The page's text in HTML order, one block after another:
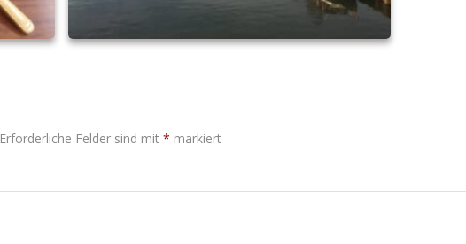
Erforderliche Felder sind mit * markiert